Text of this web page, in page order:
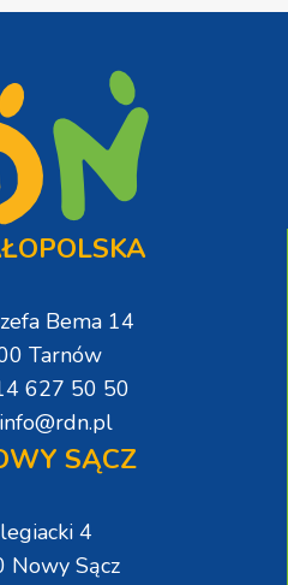
Bema 14
Tarnów
627 50 50
SĄCZ
4
Nowy Sącz